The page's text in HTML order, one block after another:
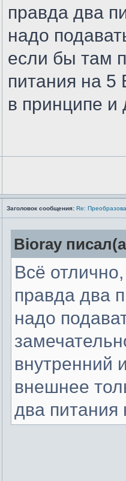
правда два
надо
если бы там
питания на
в принципе и
Заголовок сообщения: Re:
Bioray
Всё
правда два
надо
внутренний
внешнее
два питания